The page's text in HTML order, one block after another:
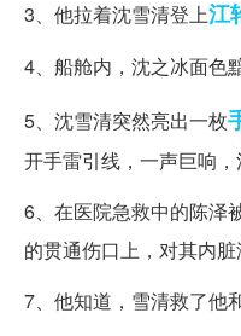
3、他拉着沈雪清登上江
4、船舱内，沈之冰面色
5、沈雪清突然亮出一枚
开手雷引线，一声巨响，
6、在医院急救中的陈泽
的贯通伤口上，对其内脏
7、他知道，雪清救了他